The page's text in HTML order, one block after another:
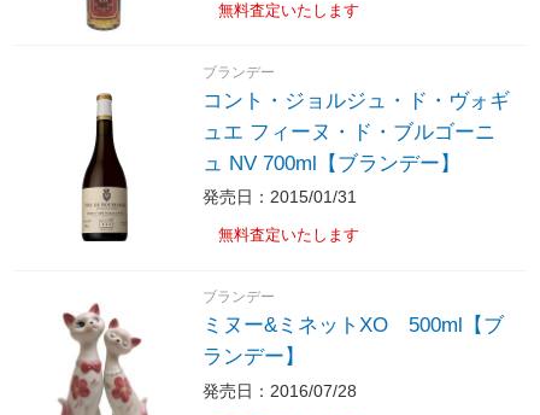
無料査定いたします
ブランデー
コント・ジョルジュ・ド・ヴォギ
ュエ フィーヌ・ド・ブルゴーニ
ュ NV 700ml【ブランデー】
発売日：2015/01/31
無料査定いたします
ブランデー
ミヌー&ミネットXO 500ml【ブ
ランデー】
発売日：2016/07/28